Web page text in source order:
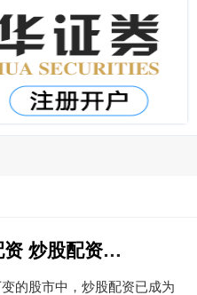
炒股配资 炒股配资交流社区：分享经验，共赢财富
的股市中，炒股配资已成为